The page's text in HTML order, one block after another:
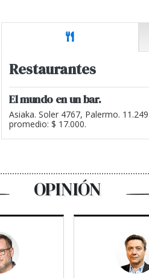
Restaurantes
El mundo en un bar.
Asiaka. Soler 4767, Palermo.
promedio: $ 17.000.
OPINIÓN